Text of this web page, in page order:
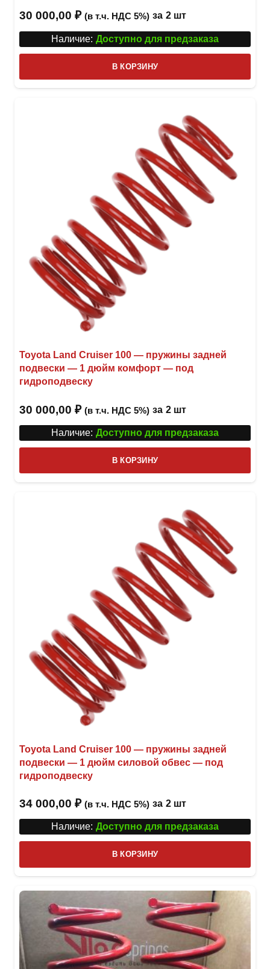
30 000,00 ₽ (в т.ч. НДС 5%) за 2 шт
Наличие: Доступно для предзаказа
В КОРЗИНУ
Toyota Land Cruiser 100 — пружины задней
подвески — 1 дюйм комфорт — под
гидроподвеску
30 000,00 ₽ (в т.ч. НДС 5%) за 2 шт
Наличие: Доступно для предзаказа
В КОРЗИНУ
Toyota Land Cruiser 100 — пружины задней
подвески — 1 дюйм силовой обвес — под
гидроподвеску
34 000,00 ₽ (в т.ч. НДС 5%) за 2 шт
Наличие: Доступно для предзаказа
В КОРЗИНУ